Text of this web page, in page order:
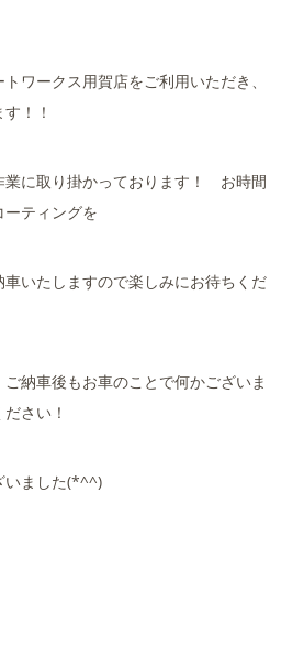
ワークス用賀店をご利用いただき、
！！
業に取り掛かっております！ お時間
ティングを
いたしますので楽しみにお待ちくだ
納車後もお車のことで何かございま
さい！
いました(*^^)